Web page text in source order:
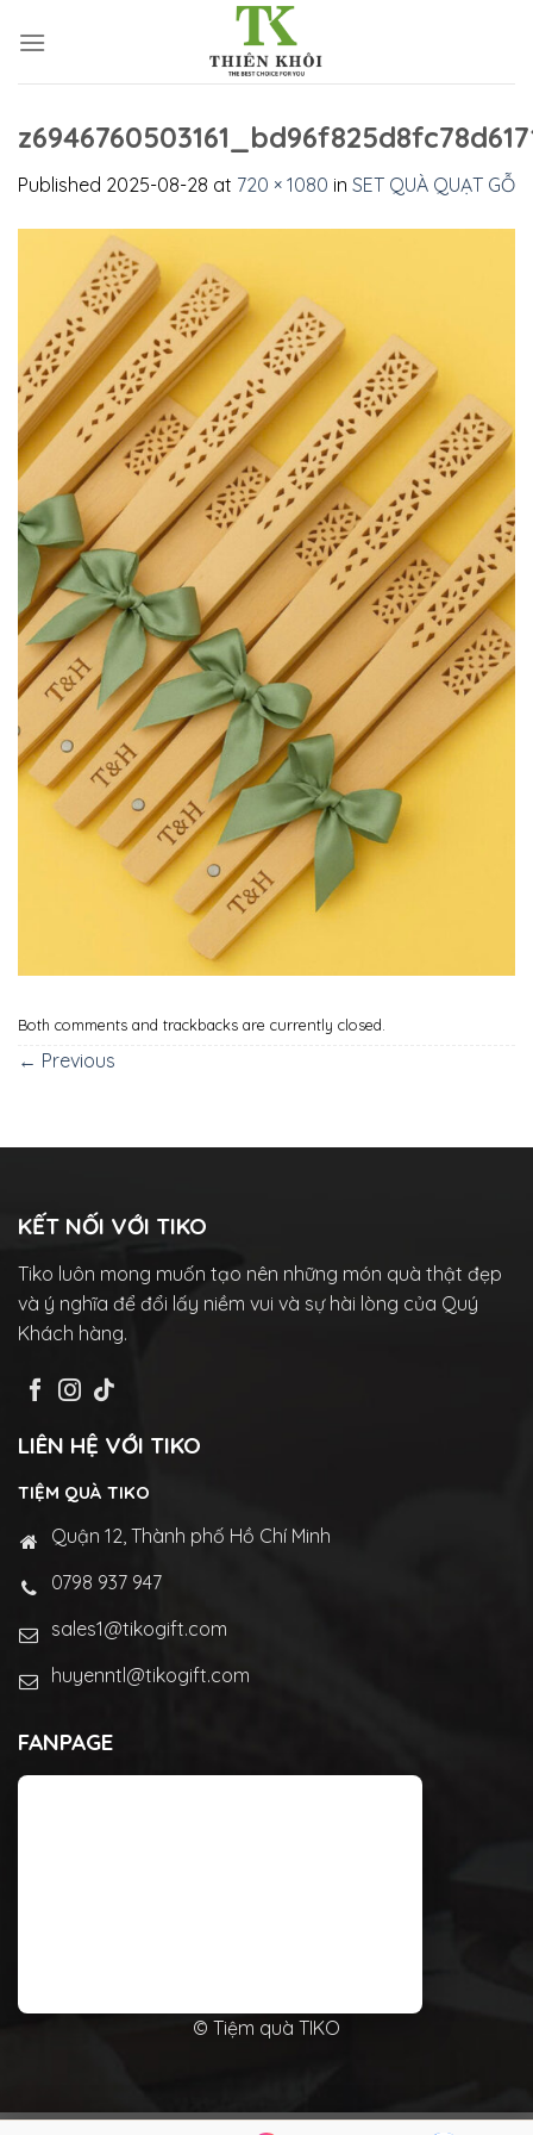
Published 2025-08-28 at 720 × 1080 in SET QUÀ QUẠT GỖ
Both comments and trackbacks are currently closed.
← Previous
KẾT NỐI VỚI TIKO
Tiko luôn mong muốn tạo nên những món quà thật đẹp
và ý nghĩa để đổi lấy niềm vui và sự hài lòng của Quý
Khách hàng.
LIÊN HỆ VỚI TIKO
TIỆM QUÀ TIKO
Quận 12, Thành phố Hồ Chí Minh
0798 937 947
sales1@tikogift.com
huyenntl@tikogift.com
FANPAGE
© Tiệm quà TIKO